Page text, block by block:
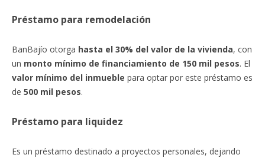
Préstamo para remodelación
BanBajío otorga hasta el 30% del valor de la vivienda, con
un monto mínimo de financiamiento de 150 mil pesos. El
valor mínimo del inmueble para optar por este préstamo es
de 500 mil pesos.
Préstamo para liquidez
Es un préstamo destinado a proyectos personales, dejando